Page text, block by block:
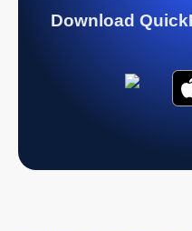
Download